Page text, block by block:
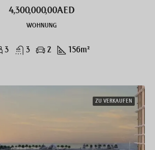
4,300,000,00AED
WOHNUNG
3 3 2 156m²
ZU VERKAUFEN